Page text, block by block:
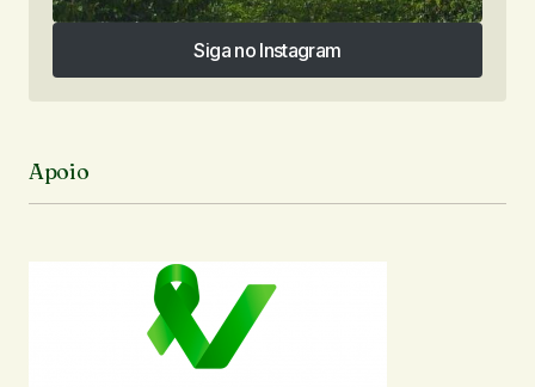
Siga no Instagram
Siga no Instagram
Apoio